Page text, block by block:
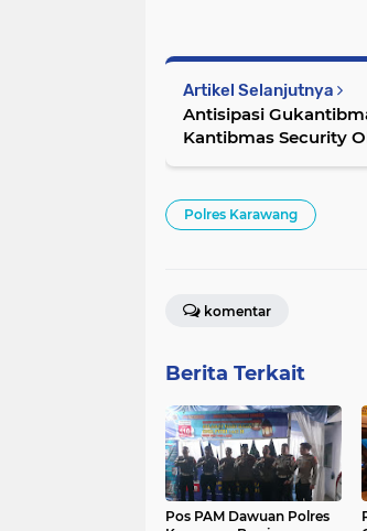
Artikel Selanjutnya
Antisipasi
Kantibmas Security
Polres Karawang
komentar
Berita Terkait
Pos PAM Dawuan Polres